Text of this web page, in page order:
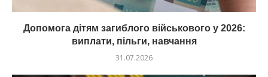
Допомога дітям загиблого військового у 2026:
виплати, пільги, навчання
31.07.2026